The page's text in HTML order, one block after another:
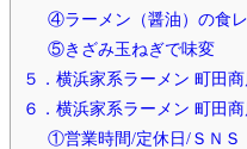
④ラーメン（醤油）の食
⑤きざみ玉ねぎで味変
５．横浜家系ラーメン 町田
６．横浜家系ラーメン 町田
①営業時間/定休日/ＳＮＳ